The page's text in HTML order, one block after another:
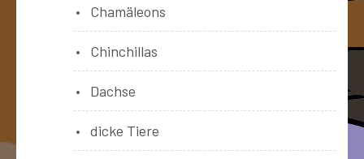
Chamäleons
Chinchillas
Dachse
dicke Tiere